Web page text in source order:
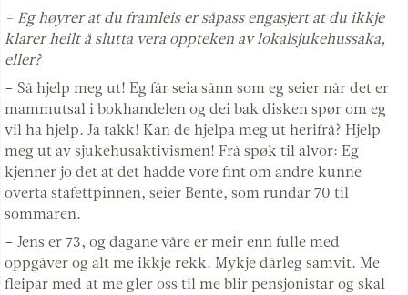
– Eg høyrer at du framleis er såpass engasjert at du ikkje
klarer heilt å slutta vera oppteken av lokalsjukehussaka,
eller?
– Så hjelp meg ut! Eg får seia sånn som eg seier når det er
mammutsal i bokhandelen og dei bak disken spør om eg
vil ha hjelp. Ja takk! Kan de hjelpa meg ut herifrå? Hjelp
meg ut av sjukehusaktivismen! Frå spøk til alvor: Eg
kjenner jo det at det hadde vore fint om andre kunne
overta stafettpinnen, seier Bente, som rundar 70 til
sommaren.
– Jens er 73, og dagane våre er meir enn fulle med
oppgåver og alt me ikkje rekk. Mykje dårleg samvit. Me
fleipar med at me gler oss til me blir pensjonistar og skal